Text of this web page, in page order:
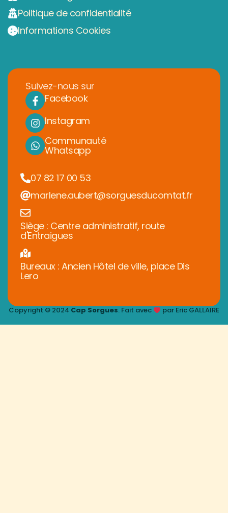
Politique de confidentialité
Informations Cookies
Suivez-nous sur
Facebook
Instagram
Communauté
Whatsapp
07 82 17 00 53
marlene.aubert@sorguesducomtat.fr
Siège : Centre administratif, route
d'Entraigues
Bureaux : Ancien Hôtel de ville, place Dis
Lero
Copyright © 2024 Cap Sorgues. Fait avec par Eric GALLAIRE